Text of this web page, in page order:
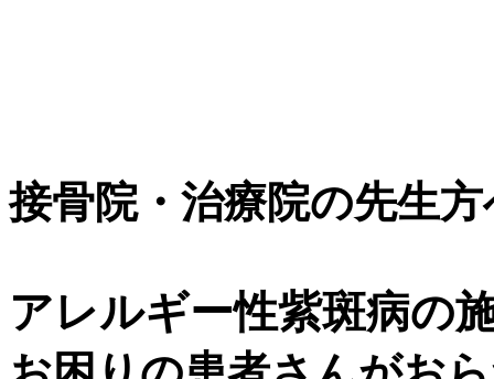
接骨院・治療院の先生方
アレルギー性紫斑病